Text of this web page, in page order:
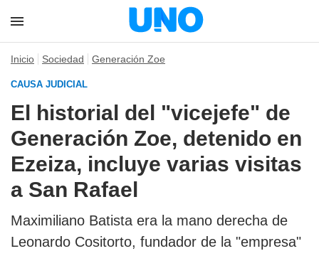
Inicio Sociedad Generación Zoe
CAUSA JUDICIAL
El historial del "vicejefe" de
Generación Zoe, detenido en
Ezeiza, incluye varias visitas
a San Rafael
Maximiliano Batista era la mano derecha de
Leonardo Cositorto, fundador de la "empresa"